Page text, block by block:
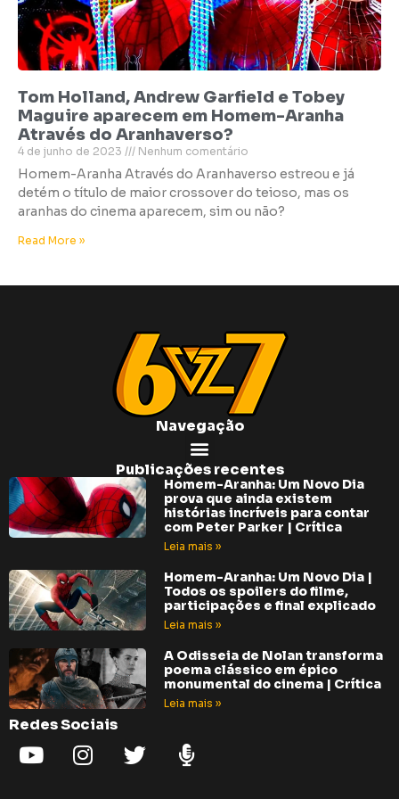
Tom Holland, Andrew Garfield e Tobey
Maguire aparecem em Homem-Aranha
Através do Aranhaverso?
4 de junho de 2023 Nenhum comentário
Homem-Aranha Através do Aranhaverso estreou e já
detém o título de maior crossover do teioso, mas os
aranhas do cinema aparecem, sim ou não?
Read More »
Navegação
Publicações recentes
Homem-Aranha: Um Novo Dia
prova que ainda existem
histórias incríveis para contar
com Peter Parker | Crítica
Leia mais »
Homem-Aranha: Um Novo Dia |
Todos os spoilers do filme,
participações e final explicado
Leia mais »
A Odisseia de Nolan transforma
poema clássico em épico
monumental do cinema | Crítica
Leia mais »
Redes Sociais